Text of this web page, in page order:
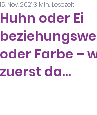
Huhn oder Ei
oder Farbe –
zuerst da…
15. Nov. 20213 Min. Lesezeit